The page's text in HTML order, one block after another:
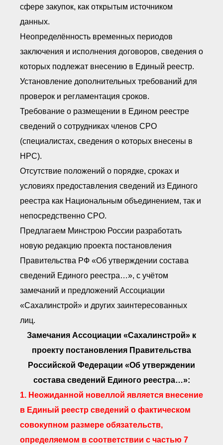
сфере закупок, как открытым источником
данных.
Неопределённость временных периодов
заключения и исполнения договоров, сведения о
которых подлежат внесению в Единый реестр.
Установление дополнительных требований для
проверок и регламентация сроков.
Требование о размещении в Едином реестре
сведений о сотрудниках членов СРО
(специалистах, сведения о которых внесены в
НРС).
Отсутствие положений о порядке, сроках и
условиях предоставления сведений из Единого
реестра как Национальным объединением, так и
непосредственно СРО.
Предлагаем Минстрою России разработать
новую редакцию проекта постановления
Правительства РФ «Об утверждении состава
сведений Единого реестра…», с учётом
замечаний и предложений Ассоциации
«Сахалинстрой» и других заинтересованных
лиц.
Замечания Ассоциации «Сахалинстрой» к
проекту постановления Правительства
Российской Федерации «Об утверждении
состава сведений Единого реестра…»:
1. Неожиданной новеллой является внесение
в Единый реестр сведений о фактическом
совокупном размере обязательств,
определяемом в соответствии с частью 7